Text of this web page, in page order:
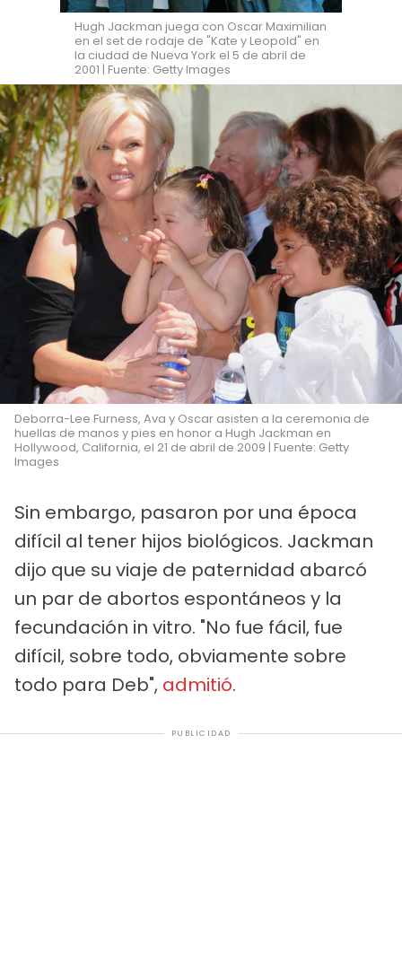
Hugh Jackman juega con Oscar Maximilian
en el set de rodaje de "Kate y Leopold" en
la ciudad de Nueva York el 5 de abril de
2001 | Fuente: Getty Images
Deborra-Lee Furness, Ava y Oscar asisten a la ceremonia de
huellas de manos y pies en honor a Hugh Jackman en
Hollywood, California, el 21 de abril de 2009 | Fuente: Getty
Images
Sin embargo, pasaron por una época
difícil al tener hijos biológicos. Jackman
dijo que su viaje de paternidad abarcó
un par de abortos espontáneos y la
fecundación in vitro. "No fue fácil, fue
difícil, sobre todo, obviamente sobre
todo para Deb", admitió.
PUBLICIDAD